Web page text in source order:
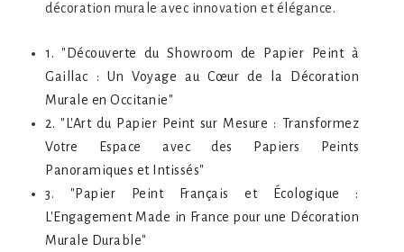
décoration murale avec innovation et élégance.
1. "Découverte du Showroom de Papier Peint à
Gaillac : Un Voyage au Cœur de la Décoration
Murale en Occitanie"
2. "L'Art du Papier Peint sur Mesure : Transformez
Votre Espace avec des Papiers Peints
Panoramiques et Intissés"
3. "Papier Peint Français et Écologique :
L'Engagement Made in France pour une Décoration
Murale Durable"